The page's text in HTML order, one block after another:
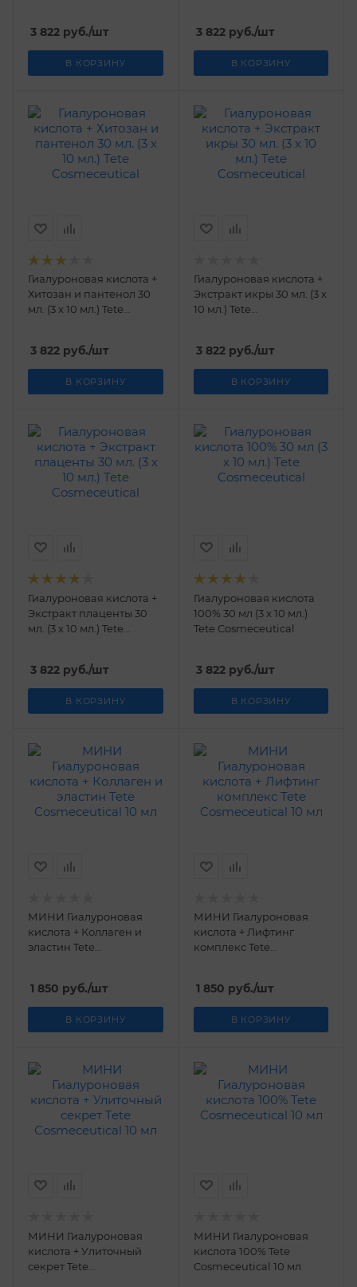
3 822 руб./шт
В КОРЗИНУ
3 822руб./шт
В КОРЗИНУ
Гиалуроновая кислота +
Хитозан и пантенол 30
мл. (3 х 10 мл.) Tetе
3 822 руб./шт
В КОРЗИНУ
Гиалуроновая кислота +
Экстракт икры 30 мл. (3 х
10 мл.) Tetе
3 822руб./шт
В КОРЗИНУ
Гиалуроновая кислота +
Экстракт плаценты 30
мл. (3 х 10 мл.) Tetе
3 822 руб./шт
В КОРЗИНУ
Гиалуроновая кислота
100% 30 мл (3 х 10 мл.)
Tetе Cosmeceutical
3 822руб./шт
В КОРЗИНУ
МИНИ Гиалуроновая
кислота + Коллаген и
эластин Tetе
1 850 руб./шт
В КОРЗИНУ
МИНИ Гиалуроновая
кислота + Лифтинг
комплекс Tetе
1 850 руб./шт
В КОРЗИНУ
МИНИ Гиалуроновая
кислота + Улиточный
секрет Tetе
МИНИ Гиалуроновая
кислота 100% Tetе
Cosmeceutical 10 мл